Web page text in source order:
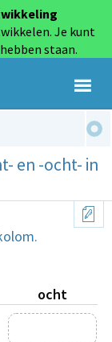
Je kunt
staan.
en -ocht- in
ocht